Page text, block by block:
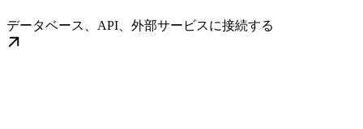
データベース、API、外部サービスに接続する